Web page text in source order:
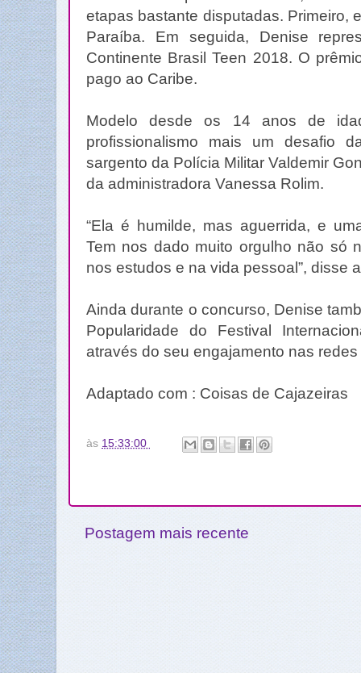
etapas bastante disputadas. Primeiro,
Paraíba. Em seguida, Denise
Continente Brasil Teen 2018. O
pago ao Caribe.
Modelo desde os 14 anos de
profissionalismo mais um desafio
sargento da Polícia Militar Valdemir
da administradora Vanessa Rolim.
“Ela é humilde, mas aguerrida, e
Tem nos dado muito orgulho não só
nos estudos e na vida pessoal”, disse
Ainda durante o concurso, Denise
Popularidade do Festival
através do seu engajamento nas
Adaptado com : Coisas de Cajazeiras
às 15:33:00
Postagem mais recente